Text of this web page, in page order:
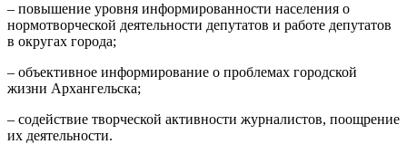
– повышение уровня информированности населения о
нормотворческой деятельности депутатов и работе депутатов
в округах города;
– объективное информирование о проблемах городской
жизни Архангельска;
– содействие творческой активности журналистов, поощрение
их деятельности.